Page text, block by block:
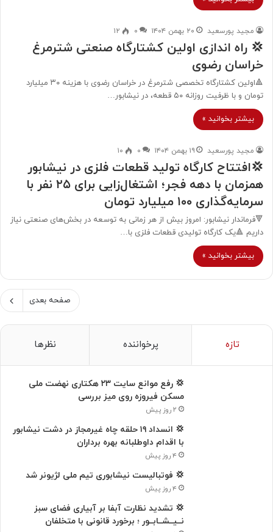
مجید پورسعید ۲۰ بهمن ۱۴۰۴ ۰ ۱۲
💢 راه‌ اندازی اولین کشتارگاه صنعتی شترمرغ
خراسان رضوی
🔺اولین کشتارگاه تخصصی شترمرغ در خراسان رضوی با هزینه ۳۰ میلیارد
تومان و با ظرفیت روزانه ۵۰ قطعه، در نیشابور…
بیشتر بخوانید »
مجید پورسعید ۱۹ بهمن ۱۴۰۴ ۰ ۱۰
💢افتتاح کارگاه تولید قطعات فلزی در نیشابور
همزمان با دهه فجر؛ اشتغال‌زایی برای ۲۵ نفر با
سرمایه‌گذاری ۱۰۰ میلیارد تومان
🔻فرماندار نیشابور: امروز بیش از هر زمانی به توسعه در بخش‌های صنعتی نیاز
داریم 🔺یک کارگاه تولیدی قطعات فلزی با…
بیشتر بخوانید »
صفحه بعدی
تازه پرخواننده نظرها
💢 رفع موانع سایت ۲۳ هکتاری نهضت ملی
مسکن فیروزه روی میز بررسی
۲ روز پیش
💢 انسداد ۱۹ حلقه چاه غیرمجاز در دشت نیشابور
با اقدام داوطلبانه بهره برداران
۴ روز پیش
💢 فوتبالیست نیشابوری تیم ملی لژیونر شد
۴ روز پیش
💢 تشدید نظارت آبفا بر آبیاری فضای سبز
نــیــشــابــور ؛ برخورد قانونی با متخلفان